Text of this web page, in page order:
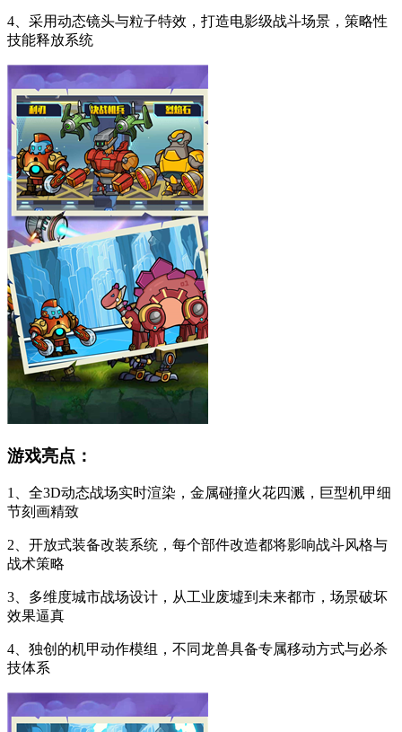
4、采用动态镜头与粒子特效，打造电影级战斗场景，策略性
技能释放系统
游戏亮点：
1、全3D动态战场实时渲染，金属碰撞火花四溅，巨型机甲细
节刻画精致
2、开放式装备改装系统，每个部件改造都将影响战斗风格与
战术策略
3、多维度城市战场设计，从工业废墟到未来都市，场景破坏
效果逼真
4、独创的机甲动作模组，不同龙兽具备专属移动方式与必杀
技体系